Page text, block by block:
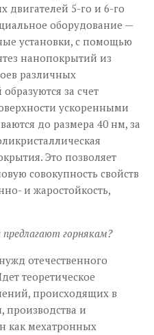
двигателей 5-го и 6-го
оборудование —
установки, с помощью
нанопокрытий из
различных
за счет
ускоренными
до размера 40 нм, за
Это позволяет
совокупность свойств
и жаростойкость,
горнякам?
отечественного
теоретическое
происходящих в
производства и
как мехатронных